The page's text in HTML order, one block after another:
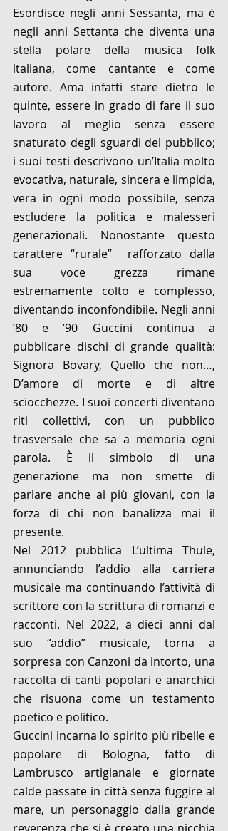
Esordisce negli anni Sessanta, ma è
negli anni Settanta che diventa una
stella polare della musica folk
italiana, come cantante e come
autore. Ama infatti stare dietro le
quinte, essere in grado di fare il suo
lavoro al meglio senza essere
snaturato degli sguardi del pubblico;
i suoi testi descrivono un’Italia molto
evocativa, naturale, sincera e limpida,
vera in ogni modo possibile, senza
escludere la politica e malesseri
generazionali. Nonostante questo
carattere “rurale”  rafforzato dalla
sua voce grezza rimane
estremamente colto e complesso,
diventando inconfondibile. Negli anni
’80 e ’90 Guccini continua a
pubblicare dischi di grande qualità:
Signora Bovary, Quello che non…,
D’amore di morte e di altre
sciocchezze. I suoi concerti diventano
riti collettivi, con un pubblico
trasversale che sa a memoria ogni
parola. È il simbolo di una
generazione ma non smette di
parlare anche ai più giovani, con la
forza di chi non banalizza mai il
presente.
Nel 2012 pubblica L’ultima Thule,
annunciando l’addio alla carriera
musicale ma continuando l’attività di
scrittore con la scrittura di romanzi e
racconti. Nel 2022, a dieci anni dal
suo “addio” musicale, torna a
sorpresa con Canzoni da intorto, una
raccolta di canti popolari e anarchici
che risuona come un testamento
poetico e politico.
Guccini incarna lo spirito più ribelle e
popolare di Bologna, fatto di
Lambrusco artigianale e giornate
calde passate in città senza fuggire al
mare, un personaggio dalla grande